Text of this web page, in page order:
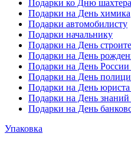
Подарки ко Дню шахтера
Подарки на День химика
Подарки автомобилисту
Подарки начальнику
Подарки на День
Подарки на День
Подарки на День
Подарки на День
Подарки на День юриста
Подарки на День знаний
Подарки на День
Упаковка